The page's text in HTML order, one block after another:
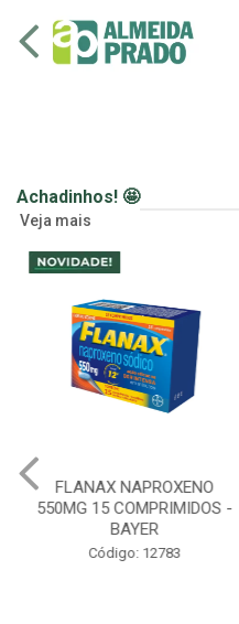
Achadinhos! 🤩
Veja mais
FLANAX NAPROXENO
550MG 15 COMPRIMIDOS -
BAYER
Código: 12783